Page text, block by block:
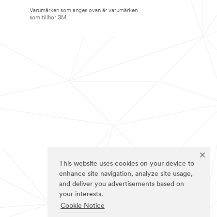
This website uses cookies on your device to
enhance site navigation, analyze site usage,
and deliver you advertisements based on
your interests.
Cookie Notice
Varumärken som anges ovan är varumärken
som tillhör 3M.